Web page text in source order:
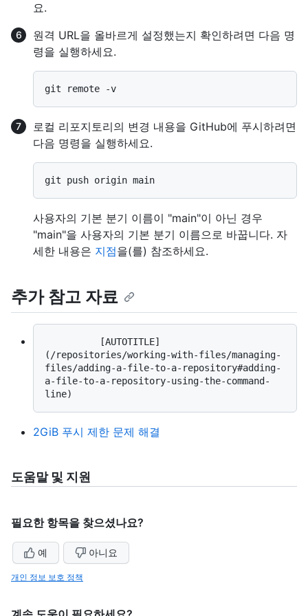
요.
원격 URL을 올바르게 설정했는지 확인하려면 다음 명
령을 실행하세요.
로컬 리포지토리의 변경 내용을 GitHub에 푸시하려면
다음 명령을 실행하세요.
사용자의 기본 분기 이름이 "main"이 아닌 경우
"main"을 사용자의 기본 분기 이름으로 바꿉니다. 자
세한 내용은 지점을(를) 참조하세요.
추가 참고 자료
(/repositories/working-with-files/managing-
files/adding-a-file-to-a-repository#adding-
a-file-to-a-repository-using-the-command-
2GiB 푸시 제한 문제 해결
도움말 및 지원
필요한 항목을 찾으셨나요?
예 아니요
개인 정보 보호 정책